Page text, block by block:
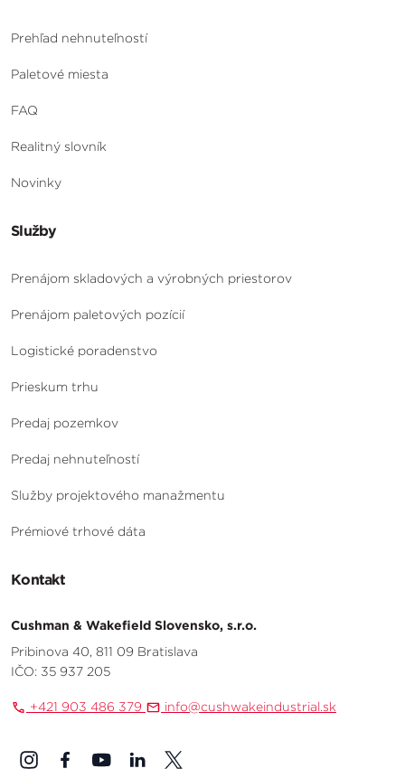
Prehľad nehnuteľností
Paletové miesta
FAQ
Realitný slovník
Novinky
Služby
Prenájom skladových a výrobných priestorov
Prenájom paletových pozícií
Logistické poradenstvo
Prieskum trhu
Predaj pozemkov
Predaj nehnuteľností
Služby projektového manažmentu
Prémiové trhové dáta
Kontakt
Cushman & Wakefield Slovensko, s.r.o.
Pribinova 40, 811 09 Bratislava
IČO: 35 937 205
+421 903 486 379 info@cushwakeindustrial.sk